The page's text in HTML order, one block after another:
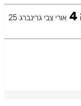
אורי צבי גרינברג 25